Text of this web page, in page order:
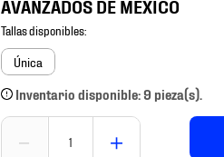
Única
Inventario disponible: 9 pieza(s).
＋
－